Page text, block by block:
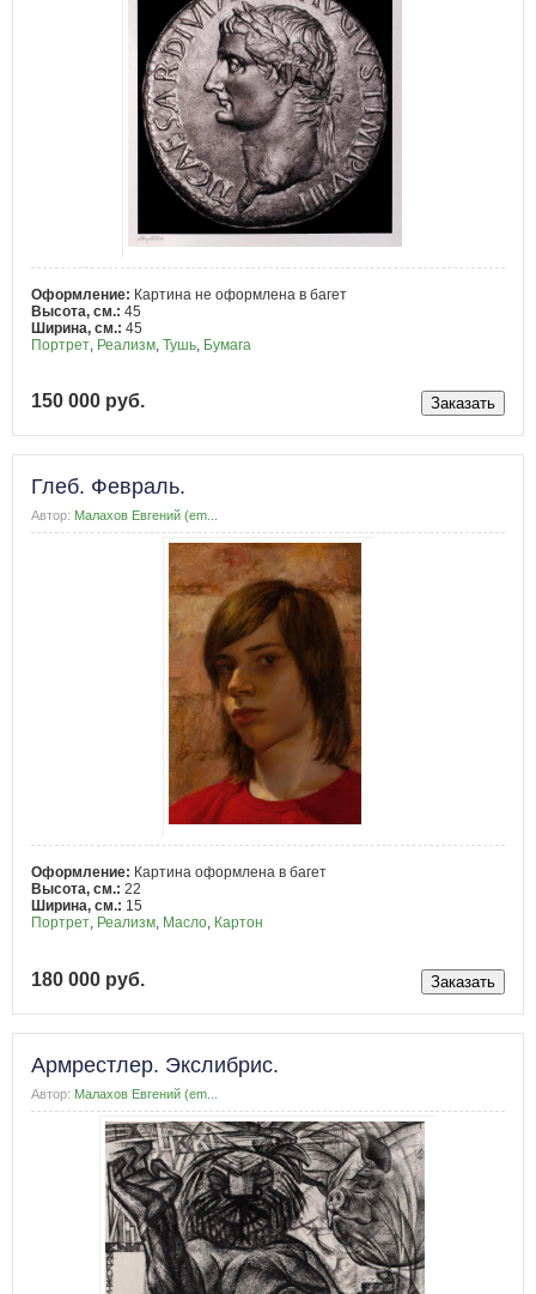
Оформление: Картина не оформлена в багет
Высота, см.: 45
Ширина, см.: 45
Портрет, Реализм, Тушь, Бумага
150 000 руб.
Глеб. Февраль.
Автор: Малахов Евгений (em...
Оформление: Картина оформлена в багет
Высота, см.: 22
Ширина, см.: 15
Портрет, Реализм, Масло, Картон
180 000 руб.
Армрестлер. Экслибрис.
Автор: Малахов Евгений (em...